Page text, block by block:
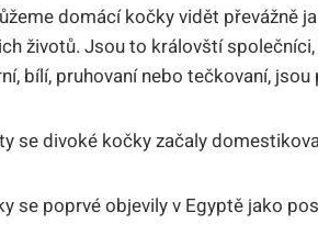
domácí kočky vidět převážně
životů. Jsou to královští společníci,
bílí, pruhovaní nebo tečkovaní,
se divoké kočky začaly
se poprvé objevily v Egyptě jako